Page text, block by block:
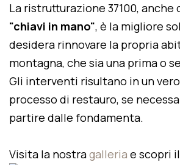
La ristrutturazione 37100, anche
"chiavi in mano", è la migliore
desidera rinnovare la propria
montagna, che sia una prima o
Gli interventi risultano in un
processo di restauro, se
partire dalle fondamenta.
Visita la nostragalleria e scopri